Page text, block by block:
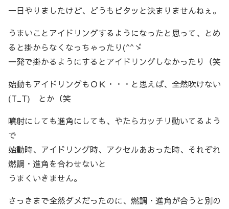
一日やりましたけど、どうもピタッと決まりませんねぇ。
うまいことアイドリングするようになったと思って、とめ
ると掛からなくなっちゃったり(^^ゞ
一発で掛かるようにするとアイドリングしなかったり（笑
始動もアイドリングもＯＫ・・・と思えば、全然吹けない
(T_T) とか（笑
噴射にしても進角にしても、やたらカッチリ動いてるよう
で
始動時、アイドリング時、アクセルあおった時、それぞれ
燃調・進角を合わせないと
うまくいきません。
さっきまで全然ダメだったのに、燃調・進角が合うと別の